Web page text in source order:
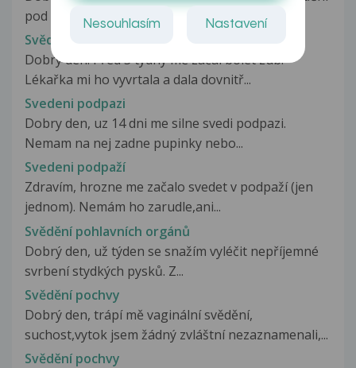
pod předkožkou penisu,...
Svědění pod zubem
Dobrý den. Před 3 týdny mě začal bolet zub.
Lékařka mi ho vyvrtala a dala dovnitř...
Svedeni podpazi
Dobry den, uz 14 dni me silne svedi podpazi.
Nemam na nej zadne pupinky nebo...
Svedeni podpaží
Zdravím, hrozne me začalo svedet v podpaží (jen
jednom). Nemám ho zarudle,ani...
Svědění pohlavních orgánů
Dobrý den, už týden se snažím vyléčit nepříjemné
svrbení stydkých pysků. Z...
Svědění pochvy
Dobrý den, trápí mě vaginální svědění,
suchost,vytok jsem žádný zvláštní nezaznamenali,...
Svědění pochvy
Nesouhlasím Nastavení